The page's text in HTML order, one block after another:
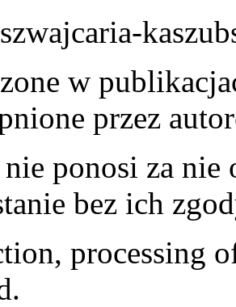
w
przez
nie ponosi za
bez ich
processing